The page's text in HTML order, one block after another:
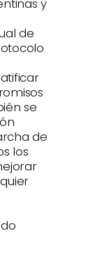
de
se
de
los